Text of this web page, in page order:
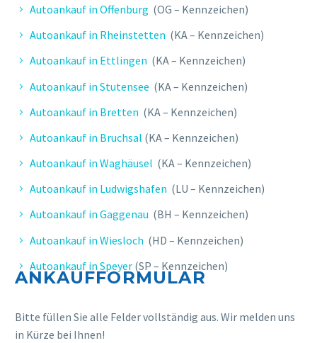
Autoankauf in Offenburg (OG – Kennzeichen)
Autoankauf in Rheinstetten (KA – Kennzeichen)
Autoankauf in Ettlingen (KA – Kennzeichen)
Autoankauf in Stutensee (KA – Kennzeichen)
Autoankauf in Bretten (KA – Kennzeichen)
Autoankauf in Bruchsal (KA – Kennzeichen)
Autoankauf in Waghäusel (KA – Kennzeichen)
Autoankauf in Ludwigshafen (LU – Kennzeichen)
Autoankauf in Gaggenau (BH – Kennzeichen)
Autoankauf in Wiesloch (HD – Kennzeichen)
Autoankauf in Speyer (SP – Kennzeichen)
ANKAUFFORMULAR
Bitte füllen Sie alle Felder vollständig aus. Wir melden uns
in Kürze bei Ihnen!